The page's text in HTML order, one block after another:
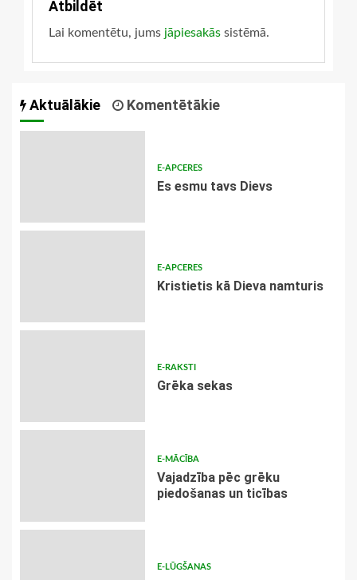
Atbildēt
Lai komentētu, jums jāpiesakās sistēmā.
Aktuālākie Komentētākie
E-APCERES
Es esmu tavs Dievs
E-APCERES
Kristietis kā Dieva namturis
E-RAKSTI
Grēka sekas
E-MĀCĪBA
Vajadzība pēc grēku
piedošanas un ticības
E-LŪGŠANAS